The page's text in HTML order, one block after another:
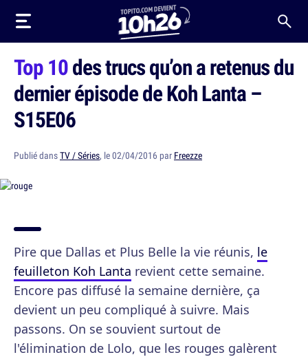
Top 10des trucs qu’on a retenus du
dernier épisode de Koh Lanta –
S15E06
Publié dansTV / Séries, le 02/04/2016 par Freezze
Pire que Dallas et Plus Belle la vie réunis, le
feuilleton Koh Lanta revient cette semaine.
Encore pas diffusé la semaine dernière, ça
devient un peu compliqué à suivre. Mais
passons. On se souvient surtout de
l'élimination de Lolo, que les rouges galèrent